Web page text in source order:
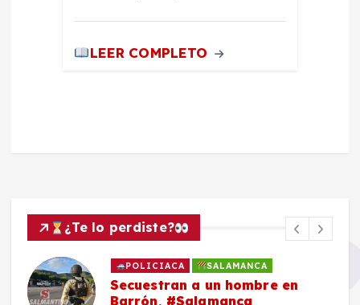
LEER COMPLETO
¿Te lo perdiste?
POLICIACA SALAMANCA
Secuestran a un hombre en
Barrón, #Salamanca